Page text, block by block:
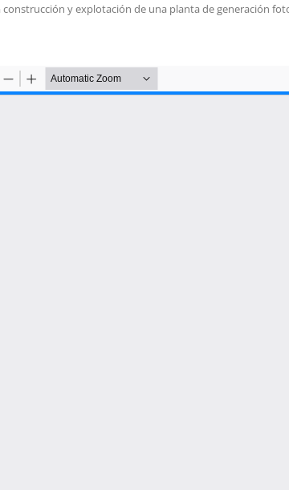
construcción y explotación de una planta de generación